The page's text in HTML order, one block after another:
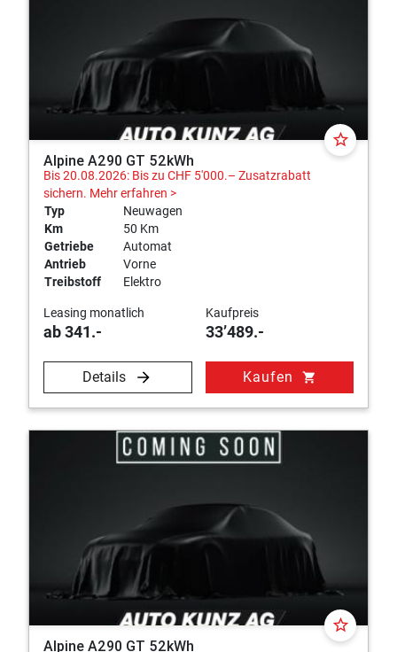
star_border
Alpine A290 GT 52kWh
Bis 20.08.2026: Bis zu CHF 5'000.– Zusatzrabatt
sichern. Mehr erfahren >
Typ
Neuwagen
Km
50 Km
Getriebe
Automat
Antrieb
Vorne
Treibstoff
Elektro
Leasing monatlich
ab 341.-
Kaufpreis
33’489.-
Details Kaufen shopping_cart
star_border
Alpine A290 GT 52kWh